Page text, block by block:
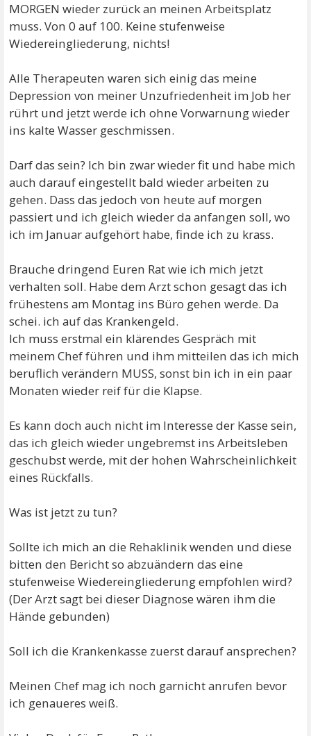
MORGEN wieder zurück an meinen Arbeitsplatz
muss. Von 0 auf 100. Keine stufenweise
Wiedereingliederung, nichts!
Alle Therapeuten waren sich einig das meine
Depression von meiner Unzufriedenheit im Job her
rührt und jetzt werde ich ohne Vorwarnung wieder
ins kalte Wasser geschmissen.
Darf das sein? Ich bin zwar wieder fit und habe mich
auch darauf eingestellt bald wieder arbeiten zu
gehen. Dass das jedoch von heute auf morgen
passiert und ich gleich wieder da anfangen soll, wo
ich im Januar aufgehört habe, finde ich zu krass.
Brauche dringend Euren Rat wie ich mich jetzt
verhalten soll. Habe dem Arzt schon gesagt das ich
frühestens am Montag ins Büro gehen werde. Da
schei. ich auf das Krankengeld.
Ich muss erstmal ein klärendes Gespräch mit
meinem Chef führen und ihm mitteilen das ich mich
beruflich verändern MUSS, sonst bin ich in ein paar
Monaten wieder reif für die Klapse.
Es kann doch auch nicht im Interesse der Kasse sein,
das ich gleich wieder ungebremst ins Arbeitsleben
geschubst werde, mit der hohen Wahrscheinlichkeit
eines Rückfalls.
Was ist jetzt zu tun?
Sollte ich mich an die Rehaklinik wenden und diese
bitten den Bericht so abzuändern das eine
stufenweise Wiedereingliederung empfohlen wird?
(Der Arzt sagt bei dieser Diagnose wären ihm die
Hände gebunden)
Soll ich die Krankenkasse zuerst darauf ansprechen?
Meinen Chef mag ich noch garnicht anrufen bevor
ich genaueres weiß.